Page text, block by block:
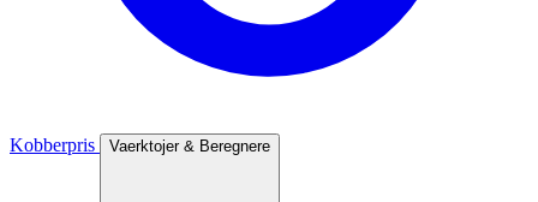
Kobberpris Vaerktojer & Beregnere